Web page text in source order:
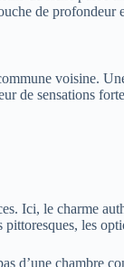
de profondeur
voisine.
de sensations
Ici, le charme
les
d’une